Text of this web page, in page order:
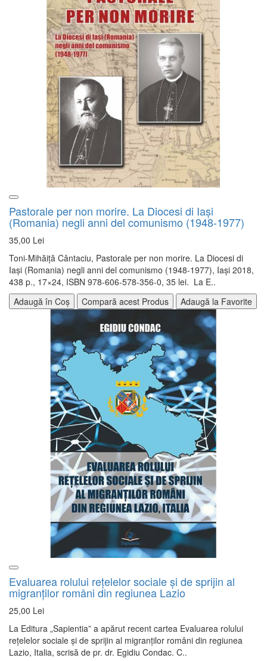
Pastorale per non morire. La Diocesi di Iaşi
(Romania) negli anni del comunismo (1948-1977)
35,00 Lei
Toni-Mihăiță Cântaciu, Pastorale per non morire. La Diocesi di
Iaşi (Romania) negli anni del comunismo (1948-1977), Iași 2018,
438 p., 17×24, ISBN 978-606-578-356-0, 35 lei. La E..
Adaugă în Coș
Compară acest Produs Adaugă la Favorite
Evaluarea rolului reţelelor sociale şi de sprijin al
migranţilor români din regiunea Lazio
25,00 Lei
La Editura „Sapientia” a apărut recent cartea Evaluarea rolului
reţelelor sociale şi de sprijin al migranţilor români din regiunea
Lazio, Italia, scrisă de pr. dr. Egidiu Condac. C..